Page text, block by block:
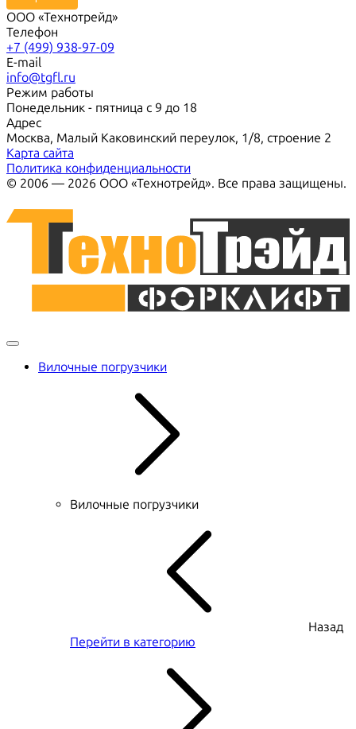
ООО «Технотрейд»
Телефон
+7 (499) 938-97-09
E-mail
info@tgfl.ru
Режим работы
Понедельник - пятница с 9 до 18
Адрес
Москва, Малый Каковинский переулок, 1/8, строение 2
Карта сайта
Политика конфиденциальности
© 2006 — 2026 ООО «Технотрейд». Все права защищены.
Вилочные погрузчики
Вилочные погрузчики
Назад
Перейти в категорию